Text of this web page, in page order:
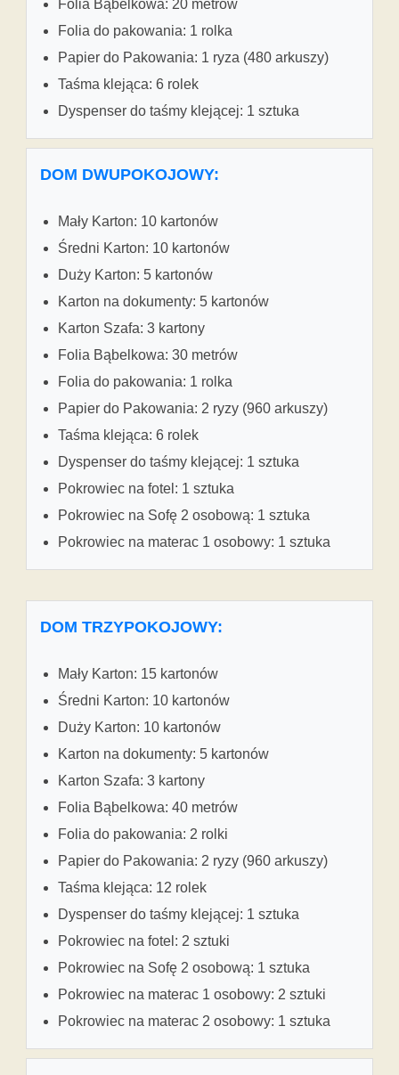
Folia Bąbelkowa: 20 metrów
Folia do pakowania: 1 rolka
Papier do Pakowania: 1 ryza (480 arkuszy)
Taśma klejąca: 6 rolek
Dyspenser do taśmy klejącej: 1 sztuka
DOM DWUPOKOJOWY:
Mały Karton: 10 kartonów
Średni Karton: 10 kartonów
Duży Karton: 5 kartonów
Karton na dokumenty: 5 kartonów
Karton Szafa: 3 kartony
Folia Bąbelkowa: 30 metrów
Folia do pakowania: 1 rolka
Papier do Pakowania: 2 ryzy (960 arkuszy)
Taśma klejąca: 6 rolek
Dyspenser do taśmy klejącej: 1 sztuka
Pokrowiec na fotel: 1 sztuka
Pokrowiec na Sofę 2 osobową: 1 sztuka
Pokrowiec na materac 1 osobowy: 1 sztuka
DOM TRZYPOKOJOWY:
Mały Karton: 15 kartonów
Średni Karton: 10 kartonów
Duży Karton: 10 kartonów
Karton na dokumenty: 5 kartonów
Karton Szafa: 3 kartony
Folia Bąbelkowa: 40 metrów
Folia do pakowania: 2 rolki
Papier do Pakowania: 2 ryzy (960 arkuszy)
Taśma klejąca: 12 rolek
Dyspenser do taśmy klejącej: 1 sztuka
Pokrowiec na fotel: 2 sztuki
Pokrowiec na Sofę 2 osobową: 1 sztuka
Pokrowiec na materac 1 osobowy: 2 sztuki
Pokrowiec na materac 2 osobowy: 1 sztuka